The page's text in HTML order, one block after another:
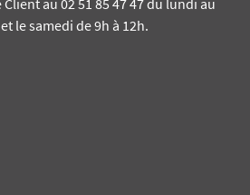
au 02 51 85 47 47 du lundi au
le samedi de 9h à 12h.